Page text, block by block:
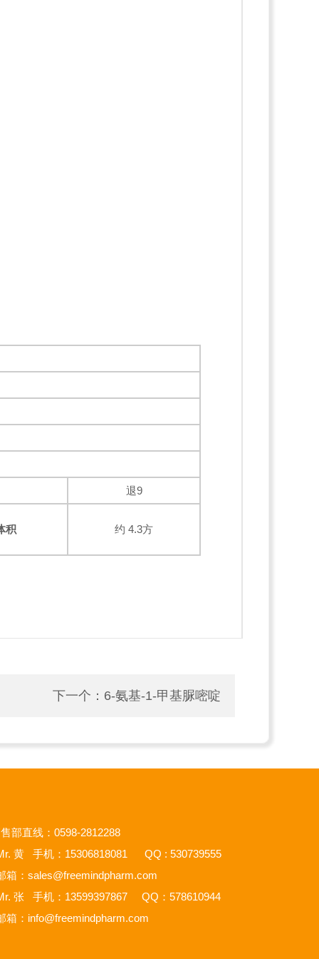
退9
积 约 4.3方
下一个： 6-氨基-1-甲基脲嘧啶
部直线：0598-2812288
黄 手机：15306818081 QQ : 530739555
： sales@freemindpharm.com
张 手机：13599397867 QQ：578610944
： info@freemindpharm.com